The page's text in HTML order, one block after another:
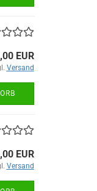
EUR
Versand
EUR
Versand